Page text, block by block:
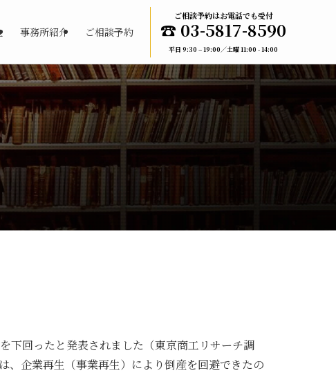
事務所紹介 ご相談予約
ご相談予約はお電話でも受付
☎︎ 03-5817-8590
平日 9:30 – 19:00／土曜 11:00 - 14:00
下回ったと発表されました（東京商工リサーチ調
、企業再生（事業再生）により倒産を回避できたの